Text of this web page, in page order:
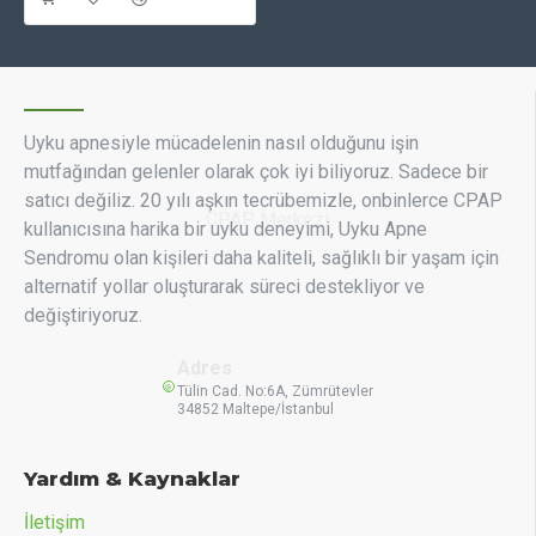
çektirmesi gereken hastalar için güvenli bir kullanım
özgürlüğünü artırır, gece boyunca dönme veya
pozisyon değiştirme kolaylığı sunar.
Uyumlu Cihazlar
Yuwell YF-02 Ağız Burun CPAP Maskesi, standart 22 mm
çapında hortum bağlantısına sahip tüm CPAP, BiPAP ve
APAP cihazlarıyla uyumludur. Bu, ResMed, Philips
Respironics, Fisher & Paykel, Löwenstein Medical ve
Beden Seçimi Rehberi
kullanıcının yüz ölçülerine göre doğru bedenin seçilmesi
sağlaması için aşağıdaki adımları izleyerek yüzünüzü
Uyku apnesiyle mücadelenin nasıl olduğunu işin
mutfağından gelenler olarak çok iyi biliyoruz. Sadece bir
satıcı değiliz. 20 yılı aşkın tecrübemizle, onbinlerce CPAP
kullanıcısına harika bir uyku deneyimi, Uyku Apne
Sendromu olan kişileri daha kaliteli, sağlıklı bir yaşam için
alternatif yollar oluşturarak süreci destekliyor ve
değiştiriyoruz.
Tülin Cad. No:6A, Zümrütevler
34852 Maltepe/İstanbul
Yardım & Kaynaklar
İletişim